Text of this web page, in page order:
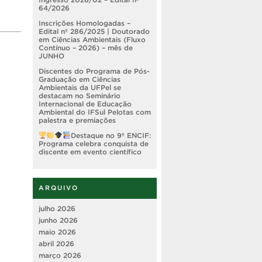
64/2026
Inscrições Homologadas –
Edital nº 286/2025 | Doutorado
em Ciências Ambientais (Fluxo
Contínuo – 2026) – mês de
JUNHO
Discentes do Programa de Pós-
Graduação em Ciências
Ambientais da UFPel se
destacam no Seminário
Internacional de Educação
Ambiental do IFSul Pelotas com
palestra e premiações
Destaque no 9º ENCIF:
Programa celebra conquista de
discente em evento científico
ARQUIVO
julho 2026
junho 2026
maio 2026
abril 2026
março 2026